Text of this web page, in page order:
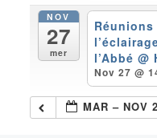
NOV
27
mer
l’Abbé@
Nov 27 @
MAR – NOV